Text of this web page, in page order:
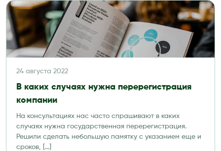
24 августа 2022
В каких случаях нужна перерегистрация
компании
На консультациях нас часто спрашивают в каких
случаях нужна государственная перерегистрация.
Решили сделать небольшую памятку с указанием еще и
сроков, […]